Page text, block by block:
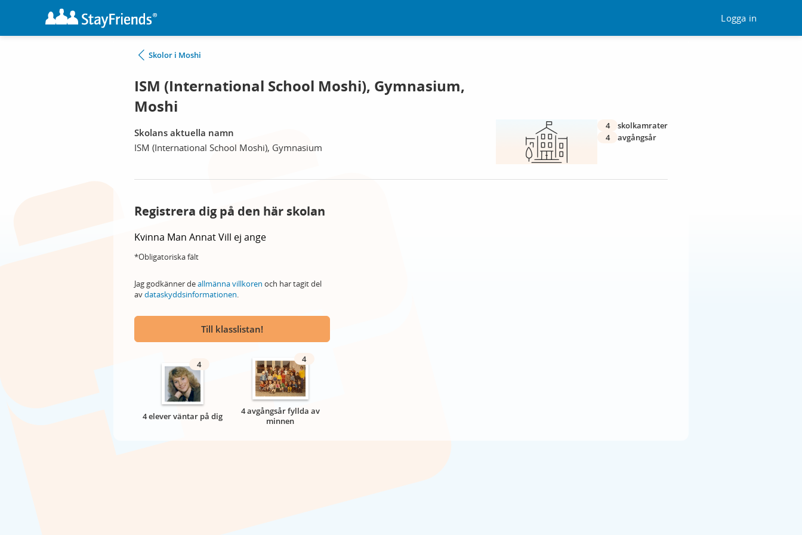
Logga in
Skolor i Moshi
ISM (International School Moshi), Gymnasium,
Moshi
Skolans aktuella namn
ISM (International School Moshi), Gymnasium
4
skolkamrater
4
avgångsår
Registrera dig på den här skolan
Kvinna Man AnnatVill ej ange
*Obligatoriska fält
Jag godkänner deallmänna villkoren och har tagit del
avdataskyddsinformationen.
Till klasslistan!
4
4 elever väntar på dig
4
4 avgångsår fyllda av
minnen